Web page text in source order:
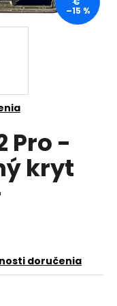
Pro -
kryt
doručenia
–15 %